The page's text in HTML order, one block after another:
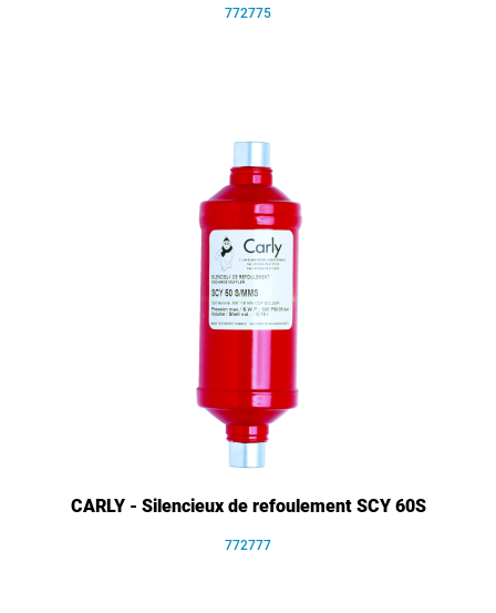
772775
CARLY - Silencieux de refoulement SCY 60S
772777